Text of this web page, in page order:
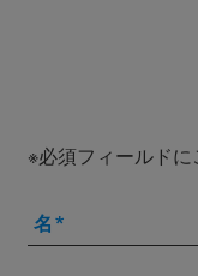
※必須フィールドに
名